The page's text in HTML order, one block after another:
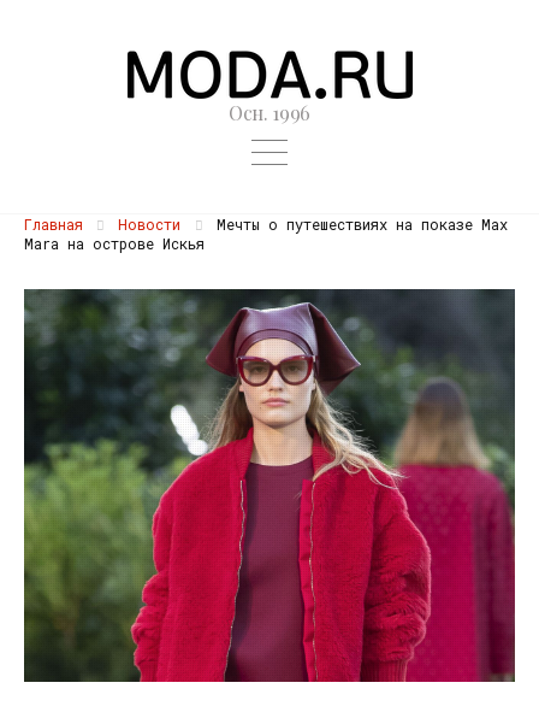
Осн. 1996
Главная Новости
Мечты о путешествиях на показе Max
Mara на острове Искья